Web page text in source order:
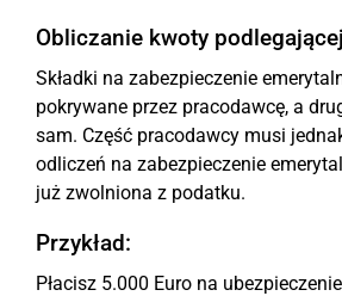
Obliczanie kwoty
Składki na zabezpieczenie
pokrywane przez pracodawcę, a
sam. Część pracodawcy musi
odliczeń na zabezpieczenie
już zwolniona z podatku.
Przykład:
Płacisz 5.000 Euro na